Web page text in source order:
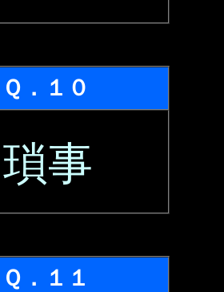
Ｑ．１０
瑣事
Ｑ．１１